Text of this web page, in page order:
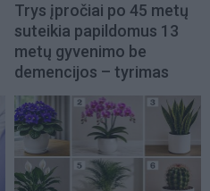
Trys įpročiai po 45 metų
suteikia papildomus 13
metų gyvenimo be
demencijos – tyrimas